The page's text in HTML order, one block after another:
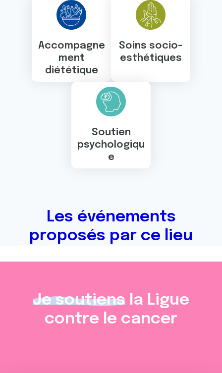
Accompagne
ment
diététique
Soins socio-
esthétiques
Soutien
psychologiqu
e
Les événements
proposés par ce lieu
Je soutiens la Ligue
contre le cancer